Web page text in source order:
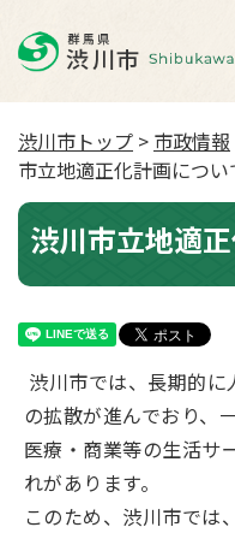
渋川市トップ > 市政情報
市立地適正化計画につい
渋川市立地適
渋川市では、長期的
の拡散が進んでおり、
医療・商業等の生活サ
れがあります。
このため、渋川市では